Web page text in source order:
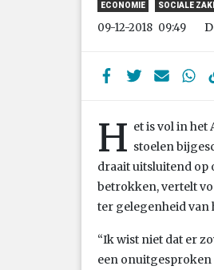
ECONOMIE SOCIALE
09-12-2018 09:49
H et is vol in het
stoelen
draait uitsluitend op
betrokken, vertelt
ter gelegenheid van
“Ik wist niet dat er
een